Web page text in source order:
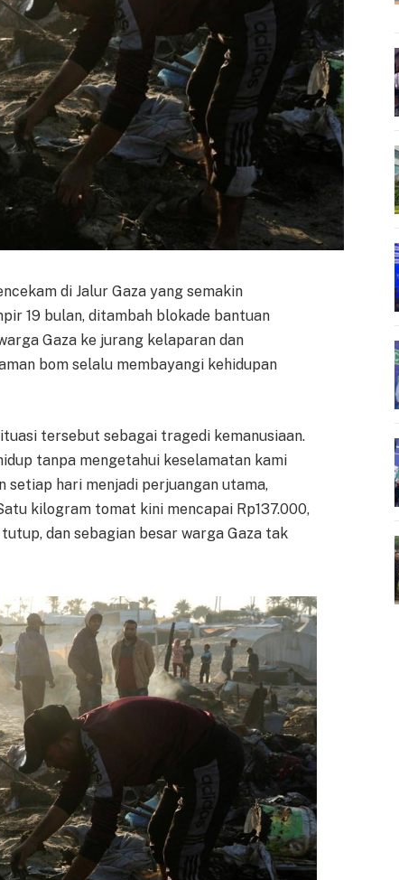
di Jalur Gaza yang semakin
19 bulan, ditambah blokade bantuan
Gaza ke jurang kelaparan dan
bom selalu membayangi kehidupan
tersebut sebagai tragedi kemanusiaan.
tanpa mengetahui keselamatan kami
setiap hari menjadi perjuangan utama,
kilogram tomat kini mencapai Rp137.000,
dan sebagian besar warga Gaza tak